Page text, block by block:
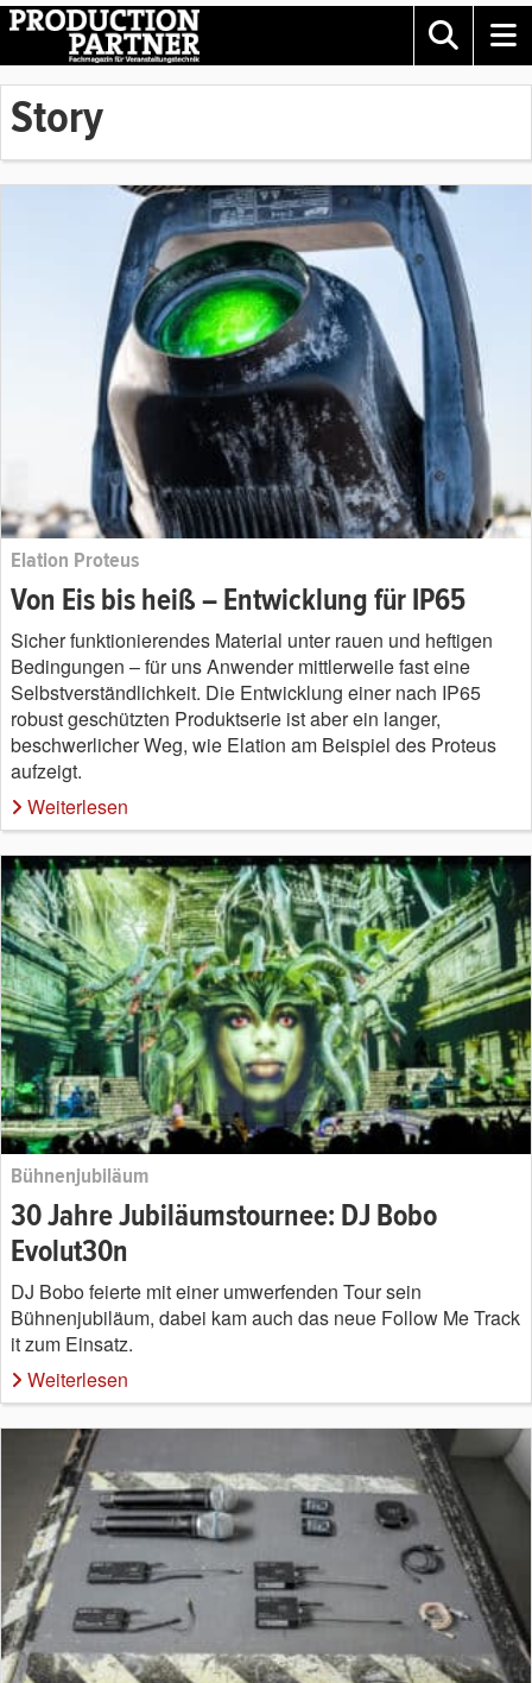
Story
Elation Proteus
Von Eis bis heiß – Entwicklung für IP65
Sicher funktionierendes Material unter rauen und heftigen
Bedingungen – für uns Anwender mittlerweile fast eine
Selbstverständlichkeit. Die Entwicklung einer nach IP65
robust geschützten Produktserie ist aber ein langer,
beschwerlicher Weg, wie Elation am Beispiel des Proteus
aufzeigt.
Weiterlesen
Bühnenjubiläum
30 Jahre Jubiläumstournee: DJ Bobo
Evolut30n
DJ Bobo feierte mit einer umwerfenden Tour sein
Bühnenjubiläum, dabei kam auch das neue Follow Me Track
it zum Einsatz.
Weiterlesen